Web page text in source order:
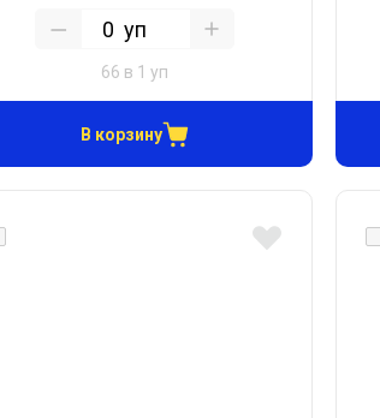
уп
66 в 1 уп
В корзину